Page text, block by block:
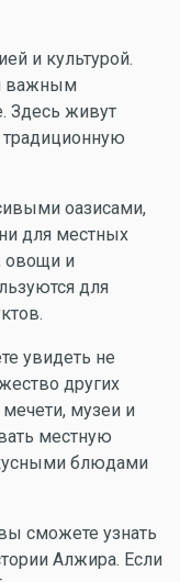
и культурой.
важным
Здесь живут
оазисами,
для местных
овощи и
для
увидеть не
других
мечети, музеи и
местную
блюдами
сможете узнать
Алжира. Если